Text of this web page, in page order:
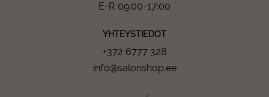
E-R 09:00-17:00
YHTEYSTIEDOT
+372 6777 328
info@salonshop.ee